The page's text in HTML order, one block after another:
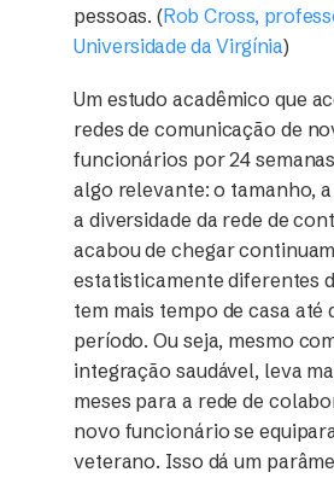
pessoas. (Rob Cross,
Universidade da Virgínia)
Um estudo acadêmico que
redes de comunicação de
funcionários por 24
algo relevante: o tamanho,
a diversidade da rede de
acabou de chegar continuam
estatisticamente diferentes
tem mais tempo de casa até
período. Ou seja, mesmo
integração saudável, leva
meses para a rede de
novo funcionário se
veterano. Isso dá um